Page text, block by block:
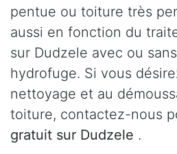
pentue ou toiture très
aussi en fonction du
sur Dudzele avec ou
hydrofuge. Si vous
nettoyage et au
toiture, contactez-nous
gratuit sur Dudzele .